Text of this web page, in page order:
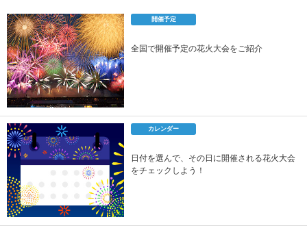
開催予定
全国で開催予定の花火大会をご紹介
カレンダー
日付を選んで、その日に開催される花火大会
をチェックしよう！